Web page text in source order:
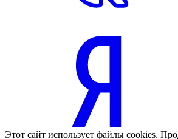
Этот сайт использует файлы cookies.